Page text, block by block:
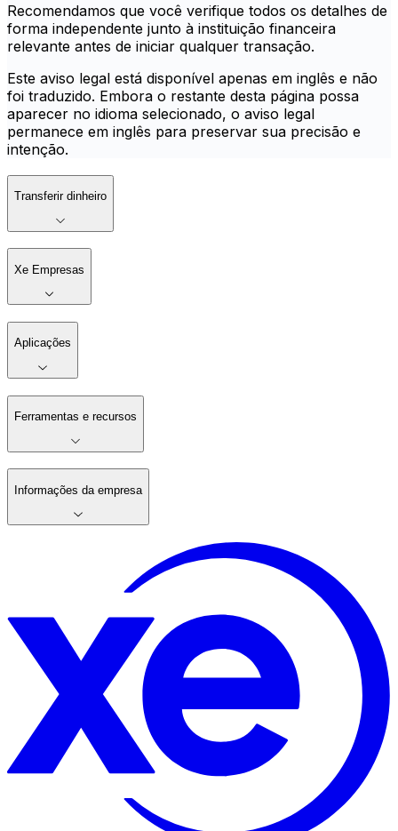
Recomendamos que você verifique todos os detalhes de
forma independente junto à instituição financeira
relevante antes de iniciar qualquer transação.
Este aviso legal está disponível apenas em inglês e não
foi traduzido. Embora o restante desta página possa
aparecer no idioma selecionado, o aviso legal
permanece em inglês para preservar sua precisão e
intenção.
Transferir dinheiro
Xe Empresas
Aplicações
Ferramentas e recursos
Informações da empresa